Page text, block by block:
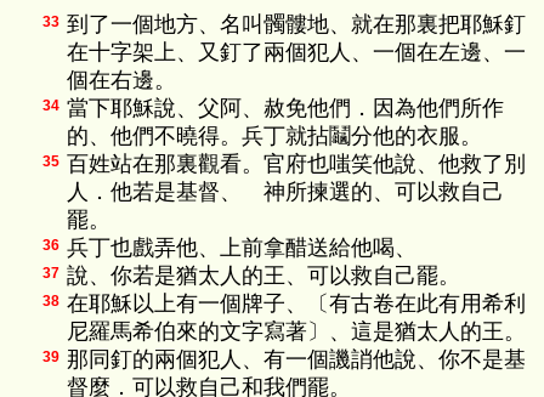
33 到了一個地方、名叫髑髏地、就在那裏把耶穌釘
在十字架上、又釘了兩個犯人、一個在左邊、一
個在右邊。
34 當下耶穌說、父阿、赦免他們．因為他們所作
的、他們不曉得。兵丁就拈鬮分他的衣服。
35 百姓站在那裏觀看。官府也嗤笑他說、他救了別
人．他若是基督、 神所揀選的、可以救自己
罷。
36 兵丁也戲弄他、上前拿醋送給他喝、
37 說、你若是猶太人的王、可以救自己罷。
38 在耶穌以上有一個牌子、〔有古卷在此有用希利
尼羅馬希伯來的文字寫著〕、這是猶太人的王。
39 那同釘的兩個犯人、有一個譏誚他說、你不是基
督麼．可以救自己和我們罷。